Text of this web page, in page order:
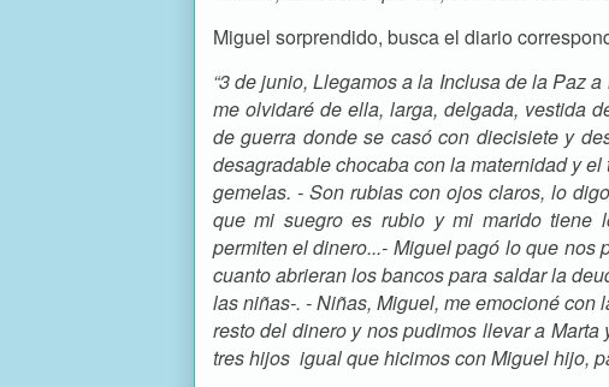
Miguel sorprendido, busca el diario
“3 de junio, Llegamos a la Inclusa de la Paz
me olvidaré de ella, larga, delgada, vestida
de guerra donde se casó con diecisiete y
desagradable chocaba con la maternidad y
gemelas. - Son rubias con ojos claros, lo
que mi suegro es rubio y mi marido tiene
permiten el dinero...- Miguel pagó lo que
cuanto abrieran los bancos para saldar la
las niñas-. - Niñas, Miguel, me emocioné
resto del dinero y nos pudimos llevar a
tres hijos igual que hicimos con Miguel hijo,